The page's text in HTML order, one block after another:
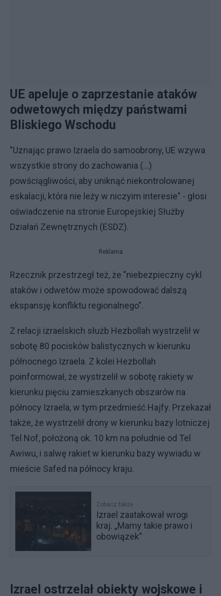
UE apeluje o zaprzestanie ataków
odwetowych między państwami
Bliskiego Wschodu
"Uznając prawo Izraela do samoobrony, UE wzywa
wszystkie strony do zachowania (...)
powściągliwości, aby uniknąć niekontrolowanej
eskalacji, która nie leży w niczyim interesie" - głosi
oświadczenie na stronie Europejskiej Służby
Działań Zewnętrznych (ESDZ).
Reklama
Rzecznik przestrzegł też, że "niebezpieczny cykl
ataków i odwetów może spowodować dalszą
ekspansję konfliktu regionalnego".
Z relacji izraelskich służb Hezbollah wystrzelił w
sobotę 80 pocisków balistycznych w kierunku
północnego Izraela. Z kolei Hezbollah
poinformował, że wystrzelił w sobotę rakiety w
kierunku pięciu zamieszkanych obszarów na
północy Izraela, w tym przedmieść Hajfy. Przekazał
także, że wystrzelił drony w kierunku bazy lotniczej
Tel Nof, położoną ok. 10 km na południe od Tel
Awiwu, i salwę rakiet w kierunku bazy wywiadu w
mieście Safed na północy kraju.
Zobacz także
Izrael zaatakował wrogi
kraj. „Mamy takie prawo i
obowiązek”
Izrael ostrzelał obiekty wojskowe i